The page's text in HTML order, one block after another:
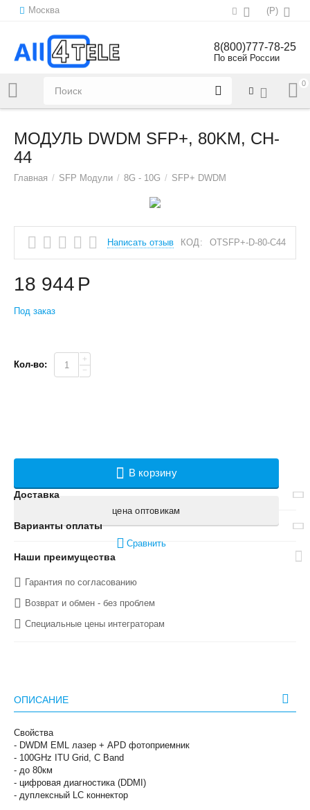
Москва (Р)
Напишите нам:sales@all4tele.com
8(800)777-78-25
По всей России
0
МОДУЛЬ DWDM SFP+, 80KM, CH-
44
Главная / SFP Модули / 8G - 10G / SFP+ DWDM
Написать отзыв КОД: OTSFP+-D-80-C44
18 944 Р
Под заказ
Кол-во:
+
−
В корзину
цена оптовикам
Сравнить
Доставка
Варианты оплаты
Наши преимущества
Гарантия по согласованию
Возврат и обмен - без проблем
Специальные цены интеграторам
ОПИСАНИЕ
Свойства
- DWDM EML лазер + APD фотоприемник
- 100GHz ITU Grid, C Band
- до 80км
- цифровая диагностика (DDMI)
- дуплексный LC коннектор